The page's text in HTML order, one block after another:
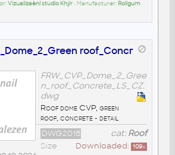
Vizualizaèní studio Khýr• Manufacturer: Rollgum
roof_Concr
FRW_CVP_Dome_2_Gree
n_roof_Concrete_LS_CZ.
dwg
Roof dome CVP, green
roof, concrete - detail
cat:Roof
DWG2018
Downloaded: 109x
Size